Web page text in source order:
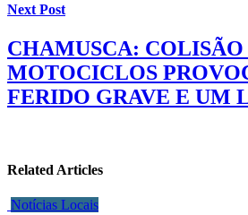
Next Post
CHAMUSCA:
MOTOCICLOS
FERIDO GRAVE E UM
Related Articles
Notícias Locais